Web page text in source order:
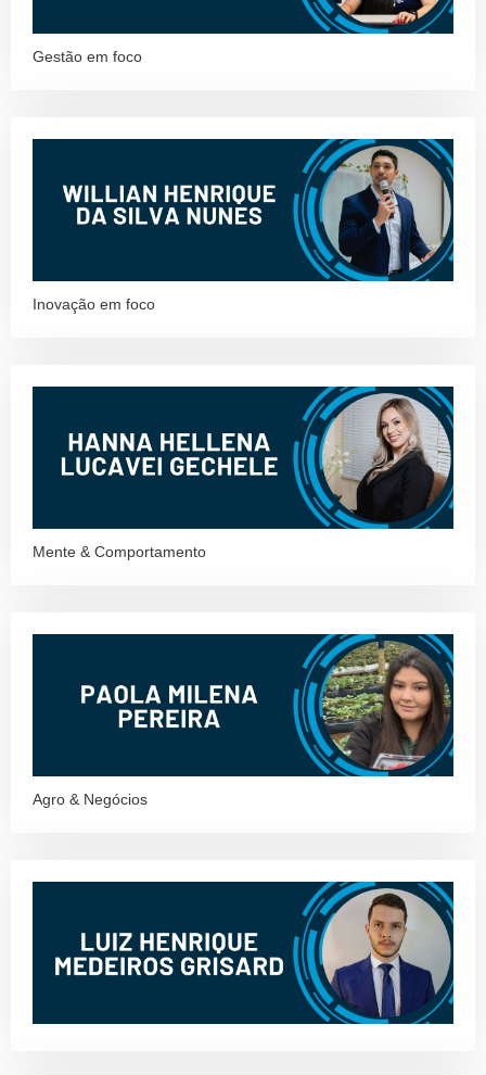
Gestão em foco
Inovação em foco
Mente & Comportamento
Agro & Negócios